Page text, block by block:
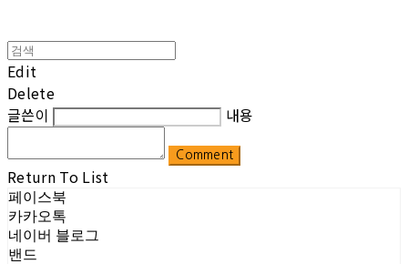
Edit
Delete
글쓴이
내용
Comment
Return To List
페이스북
카카오톡
네이버 블로그
밴드